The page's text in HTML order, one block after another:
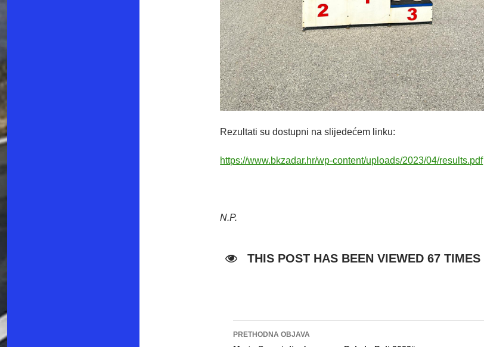
Rezultati su dostupni na slijedećem linku:
https://www.bkzadar.hr/wp-content/uploads/2023/04/results.pdf
N.P.
THIS POST HAS BEEN VIEWED67 TIMES
PRETHODNA OBJAVA